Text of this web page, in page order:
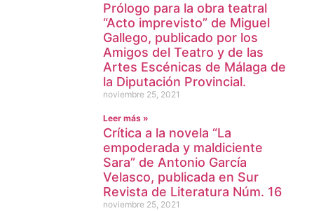
Prólogo para la obra teatral
“Acto imprevisto” de Miguel
Gallego, publicado por los
Amigos del Teatro y de las
Artes Escénicas de Málaga de
la Diputación Provincial.
noviembre 25, 2021
Leer más »
Crítica a la novela “La
empoderada y maldiciente
Sara” de Antonio García
Velasco, publicada en Sur
Revista de Literatura Núm. 16
noviembre 25, 2021